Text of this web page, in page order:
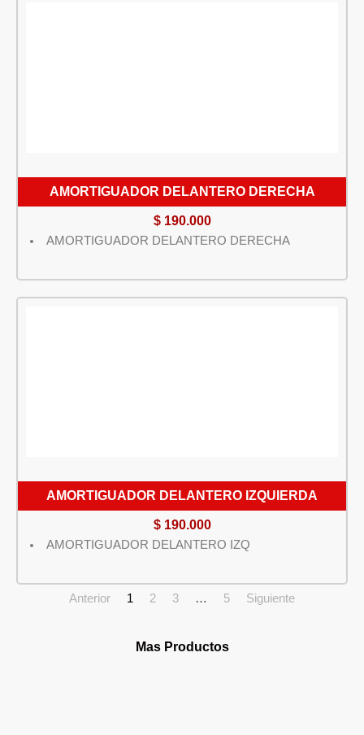
AMORTIGUADOR DELANTERO DERECHA
$190.000
AMORTIGUADOR DELANTERO DERECHA
AMORTIGUADOR DELANTERO IZQUIERDA
$190.000
AMORTIGUADOR DELANTERO IZQ
Anterior 1 2 3 … 5 Siguiente
Mas Productos